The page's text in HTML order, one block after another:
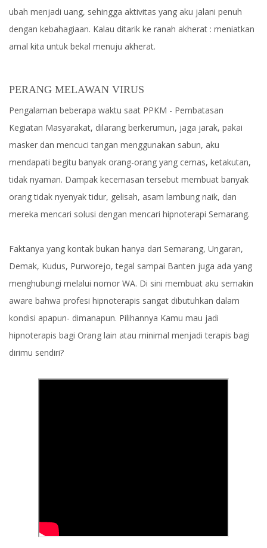
ubah menjadi uang, sehingga aktivitas yang aku jalani penuh
dengan kebahagiaan. Kalau ditarik ke ranah akherat : meniatkan
amal kita untuk bekal menuju akherat.
PERANG MELAWAN VIRUS
Pengalaman beberapa waktu saat PPKM - Pembatasan
Kegiatan Masyarakat, dilarang berkerumun, jaga jarak, pakai
masker dan mencuci tangan menggunakan sabun, aku
mendapati begitu banyak orang-orang yang cemas, ketakutan,
tidak nyaman. Dampak kecemasan tersebut membuat banyak
orang tidak nyenyak tidur, gelisah, asam lambung naik, dan
mereka mencari solusi dengan mencari hipnoterapi Semarang.
Faktanya yang kontak bukan hanya dari Semarang, Ungaran,
Demak, Kudus, Purworejo, tegal sampai Banten juga ada yang
menghubungi melalui nomor WA. Di sini membuat aku semakin
aware bahwa profesi hipnoterapis sangat dibutuhkan dalam
kondisi apapun- dimanapun. Pilihannya Kamu mau jadi
hipnoterapis bagi Orang lain atau minimal menjadi terapis bagi
dirimu sendiri?